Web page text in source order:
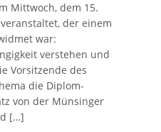
Mittwoch, dem 15.
der einem
war:
verstehen und
Vorsitzende des
die Diplom-
von der Münsinger
[…]